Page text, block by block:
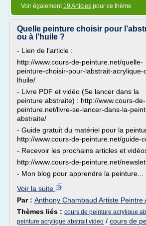
Voir également 19 Articles pour ce thème
Quelle peinture choisir pour
ou à l’huile ?
- Lien de l'article :
http://www.cours-de-peinture.net/quelle-
peinture-choisir-pour-labstrait-acrylique-
lhuile/
- Livre PDF et vidéo (Se lancer dans la
peinture abstraite) : http://www.cours-de-
peinture.net/livre-se-lancer-dans-la-
abstraite/
- Guide gratuit du matériel pour la
http://www.cours-de-peinture.net/guide-
- Recevoir les prochains articles et
http://www.cours-de-peinture.net/
- Mon blog pour apprendre la peinture...
Voir la suite
Par : Anthony Chambaud Artiste Peintre
Thèmes liés : cours de peinture acrylique
peinture acrylique abstrait video / cours de